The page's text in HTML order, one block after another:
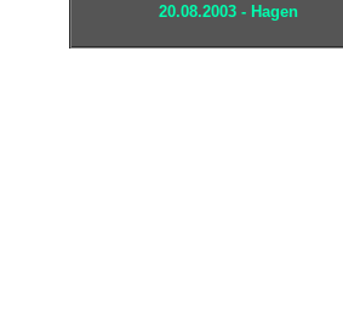
20.08.2003 - Hagen